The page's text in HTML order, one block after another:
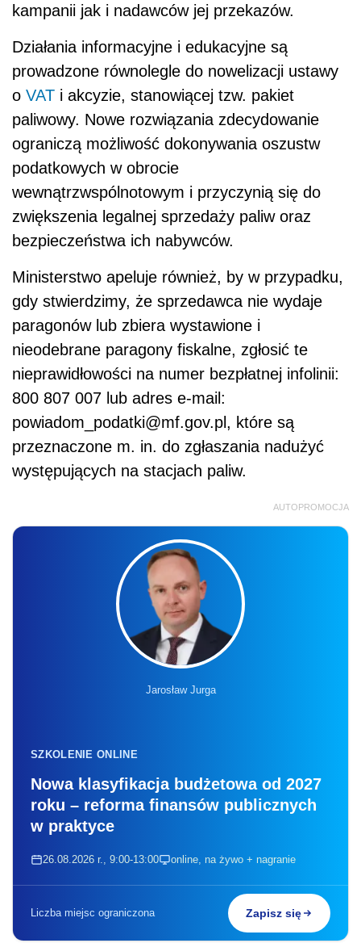
kampanii jak i nadawców jej przekazów.
Działania informacyjne i edukacyjne są
prowadzone równolegle do nowelizacji ustawy
o VAT i akcyzie, stanowiącej tzw. pakiet
paliwowy. Nowe rozwiązania zdecydowanie
ograniczą możliwość dokonywania oszustw
podatkowych w obrocie
wewnątrzwspólnotowym i przyczynią się do
zwiększenia legalnej sprzedaży paliw oraz
bezpieczeństwa ich nabywców.
Ministerstwo apeluje również, by w przypadku,
gdy stwierdzimy, że sprzedawca nie wydaje
paragonów lub zbiera wystawione i
nieodebrane paragony fiskalne, zgłosić te
nieprawidłowości na numer bezpłatnej infolinii:
800 807 007 lub adres e-mail:
powiadom_podatki@mf.gov.pl, które są
przeznaczone m. in. do zgłaszania nadużyć
występujących na stacjach paliw.
AUTOPROMOCJA
Jarosław Jurga
SZKOLENIE ONLINE
Nowa klasyfikacja budżetowa od 2027
roku – reforma finansów publicznych
w praktyce
26.08.2026 r., 9:00-13:00 online, na żywo + nagranie
Liczba miejsc ograniczona Zapisz się